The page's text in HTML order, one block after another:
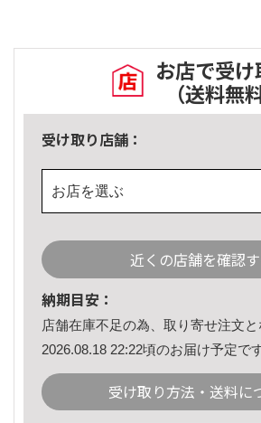
お店で受け
（送料無
受け取り店舗：
お店を選ぶ
近くの店舗を確認
納期目安：
店舗在庫不足の為、取り寄せ注文と
2026.08.18 22:22頃のお届け予定です
受け取り方法・送料に